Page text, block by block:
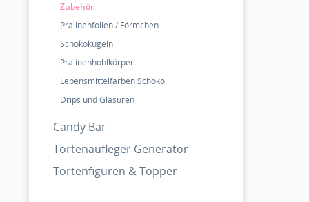
Zubehör
Pralinenfolien / Förmchen
Schokokugeln
Pralinenhohlkörper
Lebensmittelfarben Schoko
Drips und Glasuren
Candy Bar
Tortenaufleger Generator
Tortenfiguren & Topper